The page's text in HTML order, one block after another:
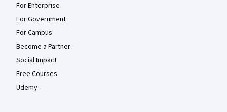
For Enterprise
For Government
For Campus
Become a Partner
Social Impact
Free Courses
Udemy